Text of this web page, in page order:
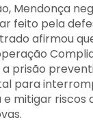
Mendonça
feito pela
afirmou
prisão
para
mitigar riscos